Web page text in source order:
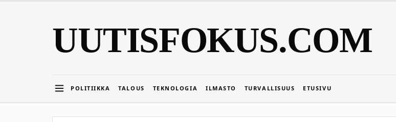
UUTISFOKUS.COM
POLITIIKKA TALOUS TEKNOLOGIA ILMASTO TURVALLISUUS ETUSIVU